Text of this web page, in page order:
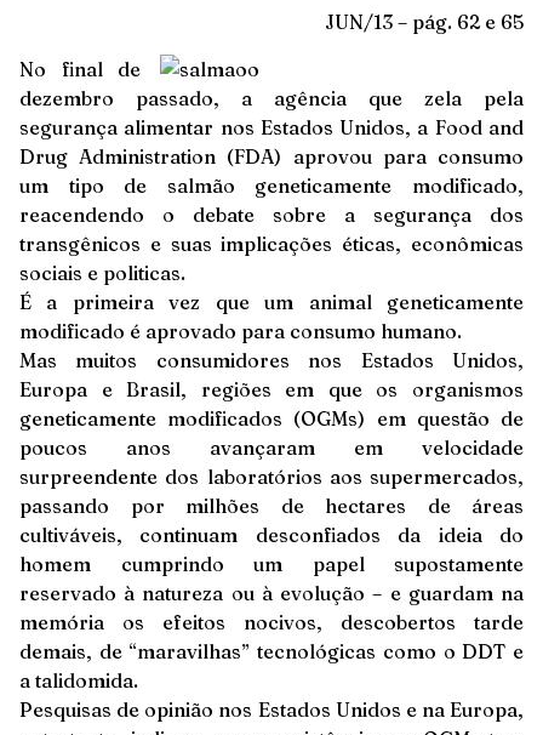
JUN/13 – pág. 62 e 65
No final de
dezembro passado, a agência que zela pela
segurança alimentar nos Estados Unidos, a Food and
Drug Administration (FDA) aprovou para consumo
um tipo de salmão geneticamente modificado,
reacendendo o debate sobre a segurança dos
transgênicos e suas implicações éticas, econômicas
sociais e politicas.
É a primeira vez que um animal geneticamente
modificado é aprovado para consumo humano.
Mas muitos consumidores nos Estados Unidos,
Europa e Brasil, regiões em que os organismos
geneticamente modificados (OGMs) em questão de
poucos anos avançaram em velocidade
surpreendente dos laboratórios aos supermercados,
passando por milhões de hectares de áreas
cultiváveis, continuam desconfiados da ideia do
homem cumprindo um papel supostamente
reservado à natureza ou à evolução – e guardam na
memória os efeitos nocivos, descobertos tarde
demais, de “maravilhas” tecnológicas como o DDT e
a talidomida.
Pesquisas de opinião nos Estados Unidos e na Europa,